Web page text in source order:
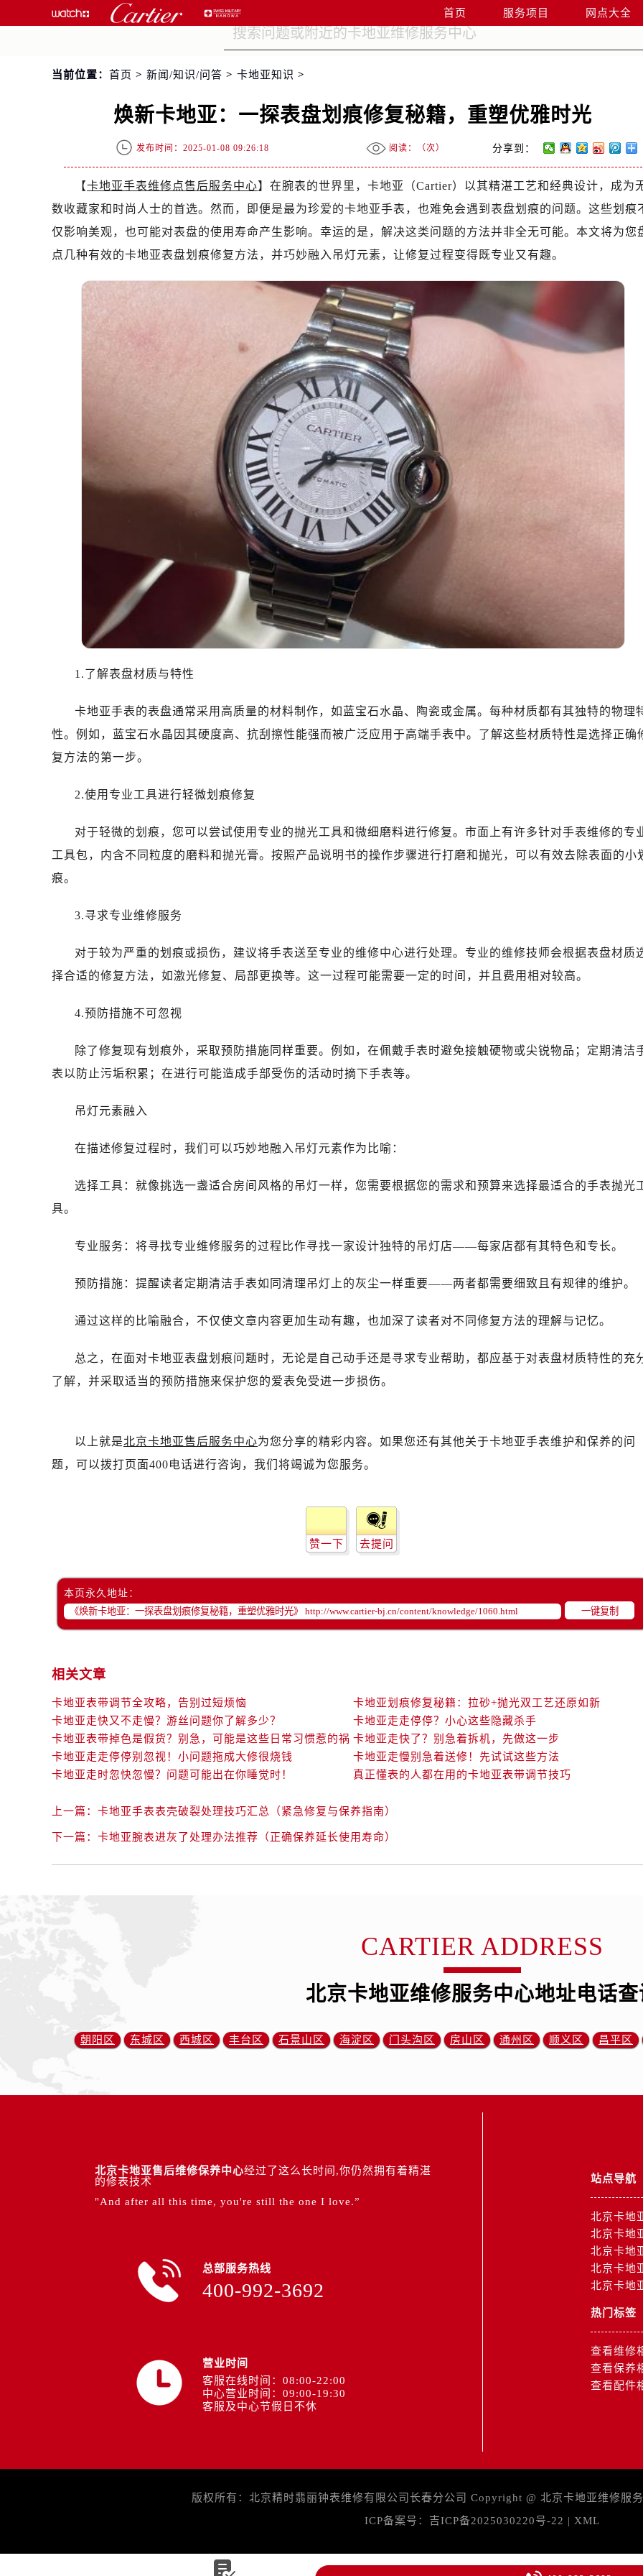
首页 服务项目 网点大全
当前位置： 首页 > 新闻/知识/问答 > 卡地亚知识 >
焕新卡地亚：一探表盘划痕修复秘籍，重塑优雅时光
发布时间：2025-01-08 09:26:18 阅读：（次） 分享到：
【卡地亚手表维修点售后服务中心】在腕表的世界里，卡地亚（Cartier）以其精湛工艺和经典设计，成为
数收藏家和时尚人士的首选。然而，即便是最为珍爱的卡地亚手表，也难免会遇到表盘划痕的问题。这些划痕
仅影响美观，也可能对表盘的使用寿命产生影响。幸运的是，解决这类问题的方法并非全无可能。本文将为您
点几种有效的卡地亚表盘划痕修复方法，并巧妙融入吊灯元素，让修复过程变得既专业又有趣。
1.了解表盘材质与特性
卡地亚手表的表盘通常采用高质量的材料制作，如蓝宝石水晶、陶瓷或金属。每种材质都有其独特的物理
性。例如，蓝宝石水晶因其硬度高、抗刮擦性能强而被广泛应用于高端手表中。了解这些材质特性是选择正确
复方法的第一步。
2.使用专业工具进行轻微划痕修复
对于轻微的划痕，您可以尝试使用专业的抛光工具和微细磨料进行修复。市面上有许多针对手表维修的专
工具包，内含不同粒度的磨料和抛光膏。按照产品说明书的操作步骤进行打磨和抛光，可以有效去除表面的小
痕。
3.寻求专业维修服务
对于较为严重的划痕或损伤，建议将手表送至专业的维修中心进行处理。专业的维修技师会根据表盘材质
择合适的修复方法，如激光修复、局部更换等。这一过程可能需要一定的时间，并且费用相对较高。
4.预防措施不可忽视
除了修复现有划痕外，采取预防措施同样重要。例如，在佩戴手表时避免接触硬物或尖锐物品；定期清洁
表以防止污垢积累；在进行可能造成手部受伤的活动时摘下手表等。
吊灯元素融入
在描述修复过程时，我们可以巧妙地融入吊灯元素作为比喻：
选择工具：就像挑选一盏适合房间风格的吊灯一样，您需要根据您的需求和预算来选择最适合的手表抛光
具。
专业服务：将寻找专业维修服务的过程比作寻找一家设计独特的吊灯店——每家店都有其特色和专长。
预防措施：提醒读者定期清洁手表如同清理吊灯上的灰尘一样重要——两者都需要细致且有规律的维护。
通过这样的比喻融合，不仅使文章内容更加生动有趣，也加深了读者对不同修复方法的理解与记忆。
总之，在面对卡地亚表盘划痕问题时，无论是自己动手还是寻求专业帮助，都应基于对表盘材质特性的充
了解，并采取适当的预防措施来保护您的爱表免受进一步损伤。
以上就是北京卡地亚售后服务中心为您分享的精彩内容。如果您还有其他关于卡地亚手表维护和保养的问
题，可以拨打页面400电话进行咨询，我们将竭诚为您服务。
赞一下 去提问
本页永久地址：
一键复制
相关文章
卡地亚表带调节全攻略，告别过短烦恼
卡地亚划痕修复秘籍：拉砂+抛光双工艺还原如新
卡地亚走快又不走慢？游丝问题你了解多少？
卡地亚走走停停？小心这些隐藏杀手
卡地亚表带掉色是假货？别急，可能是这些日常习惯惹的祸 卡地亚走快了？别急着拆机，先做这一步
卡地亚走走停停别忽视！小问题拖成大修很烧钱
卡地亚走慢别急着送修！先试试这些方法
卡地亚走时忽快忽慢？问题可能出在你睡觉时！
真正懂表的人都在用的卡地亚表带调节技巧
上一篇： 卡地亚手表表壳破裂处理技巧汇总（紧急修复与保养指南）
下一篇： 卡地亚腕表进灰了处理办法推荐（正确保养延长使用寿命）
CARTIER ADDRESS
北京卡地亚维修服务中心地址电话查
朝阳区 东城区 西城区 丰台区 石景山区 海淀区 门头沟区 房山区 通州区 顺义区 昌平区
北京卡地亚售后维修保养中心经过了这么长时间,你仍然拥有着精湛
的修表技术
"And after all this time, you're still the one I love.”
总部服务热线
400-992-3692
营业时间
客服在线时间：08:00-22:00
中心营业时间：09:00-19:30
客服及中心节假日不休
站点导航
北京卡地
北京卡地
北京卡地
北京卡地
北京卡地
热门标签
查看维修
查看保养
查看配件
版权所有：北京精时翡丽钟表维修有限公司长春分公司 Copyright @ 北京卡地亚维修服
ICP备案号： 吉ICP备2025030220号-22 | XML
